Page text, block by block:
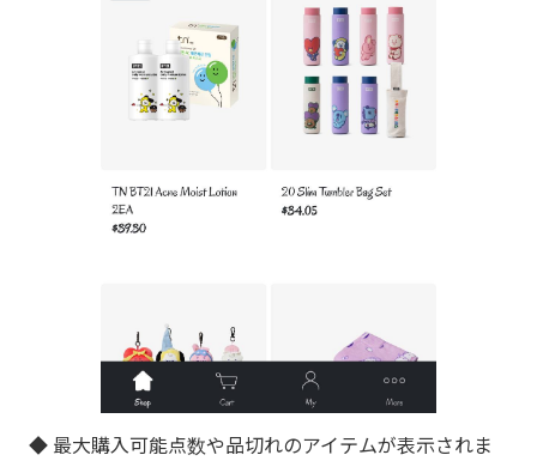
◆ 最大購入可能点数や品切れのアイテムが表示されま